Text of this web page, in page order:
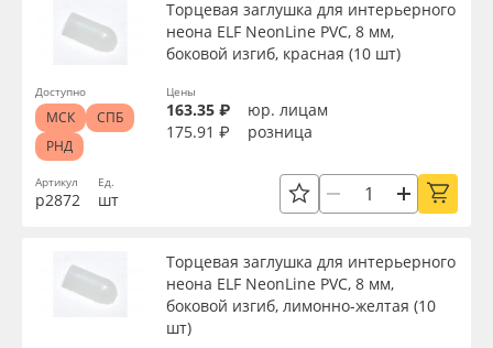
Артикул
р2872
Торцевая заглушка для интерьерного
неона ELF NeonLine PVC, 8 мм,
боковой изгиб, красная (10 шт)
Ед.
шт
Цены
163.35 ₽
юр. лицам
175.91 ₽
розница
Доступно
МСК
СПБ
РНД
Торцевая заглушка для интерьерного
неона ELF NeonLine PVC, 8 мм,
боковой изгиб, лимонно-желтая (10
шт)